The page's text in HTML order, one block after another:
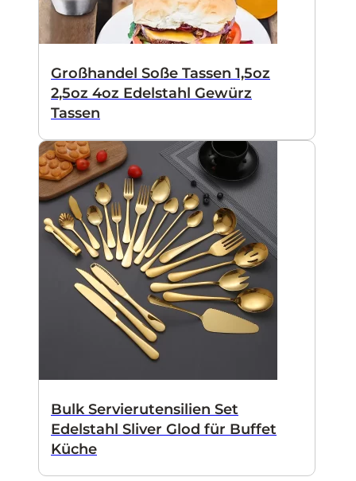
Großhandel Soße Tassen 1,5oz
2,5oz 4oz Edelstahl Gewürz
Tassen
Bulk Servierutensilien Set
Edelstahl Sliver Glod für Buffet
Küche